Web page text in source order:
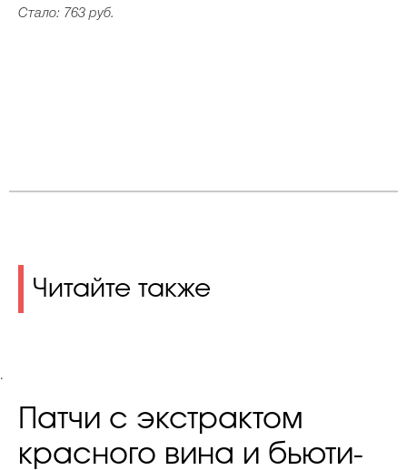
Стало: 763 руб.
Читайте также
.
Патчи с экстрактом
красного вина и бьюти-